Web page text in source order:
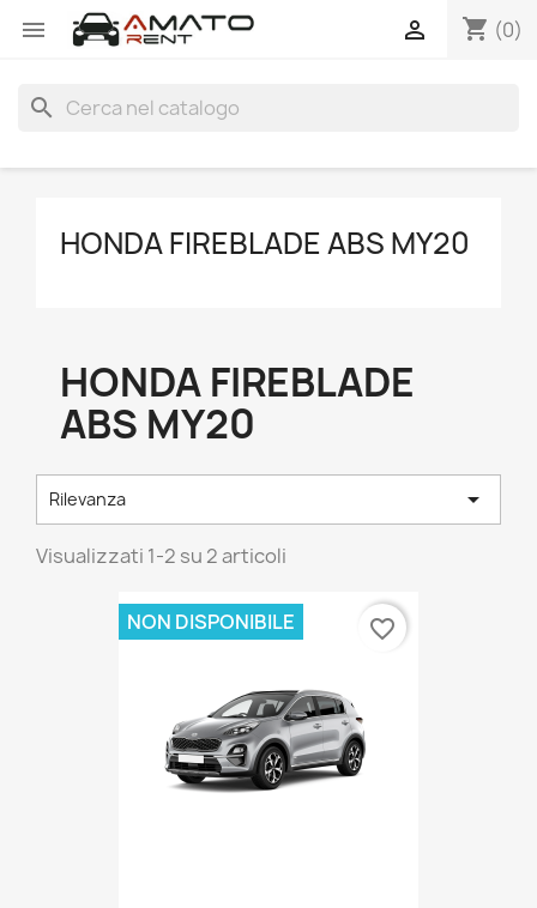
 shopping_cart (0)

search
HONDA FIREBLADE ABS MY20
HONDA FIREBLADE
ABS MY20
Rilevanza 
Visualizzati 1-2 su 2 articoli
NON DISPONIBILE favorite_border